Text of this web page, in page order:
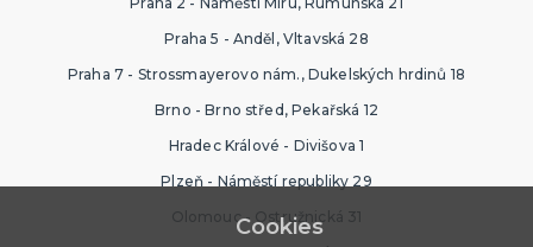
Praha 5 - Anděl, Vltavská 28
Praha 7 - Strossmayerovo nám., Dukelských hrdinů 18
Brno - Brno střed, Pekařská 12
Hradec Králové - Divišova 1
Plzeň - Náměstí republiky 29
Olomouc - Ostružnická 31
Cookies